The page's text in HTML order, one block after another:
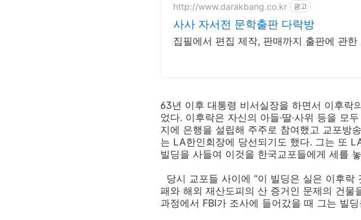
http://www.darakbang.co.kr 광고
사사 자서전 문학출판 다락방
집필에서 편집 제작, 판매까지 출판에 관
63년 이후 대통령 비서실장을 하면서 이후락
었다. 이후락은 자신의 아들·딸·사위 등을 모
지에 은행을 설립해 주주로 참여했고 교포방
는 LA한인회장에 당선되기도 했다. 그는 또
빌딩을 사들여 이것을 한국교포들에게 세를
당시 교포들 사이에 “이 빌딩은 실은 이후락
패와 해외 재산도피의 산 증거인 문제의 건물
과정에서 FBI가 조사에 들어갔을 때 그는 빌